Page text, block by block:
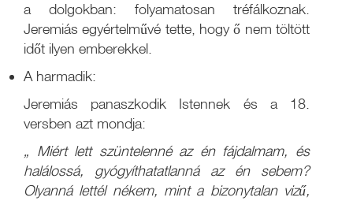
a dolgokban: folyamatosan tréfálkoznak.
Jeremiás egyértelművé tette, hogy ő nem töltött
időt ilyen emberekkel.
A harmadik:
Jeremiás panaszkodik Istennek és a 18.
versben azt mondja:
„ Miért lett szüntelenné az én fájdalmam, és
halálossá, gyógyíthatatlanná az én sebem?
Olyanná lettél nékem, mint a bizonytalan vizű,